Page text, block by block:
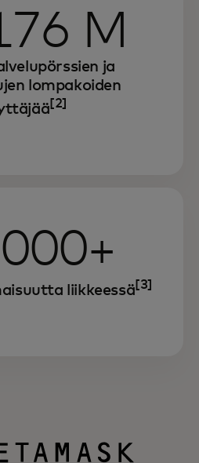
M
ja
lompakoiden
[2]
liikkeessä[3]